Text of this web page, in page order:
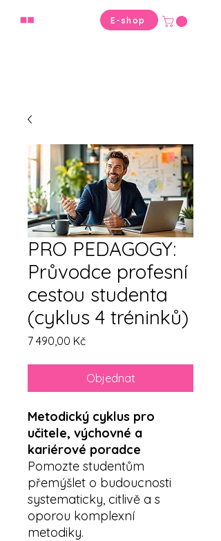
E-shop
PRO PEDAGOGY:
Průvodce profesní
cestou studenta
(cyklus 4 tréninků)
7 490,00 KčCena
Objednat
Metodický cyklus pro
učitele, výchovné a
kariérové poradce
Pomozte studentům
přemýšlet o budoucnosti
systematicky, citlivě a s
oporou komplexní
metodiky.